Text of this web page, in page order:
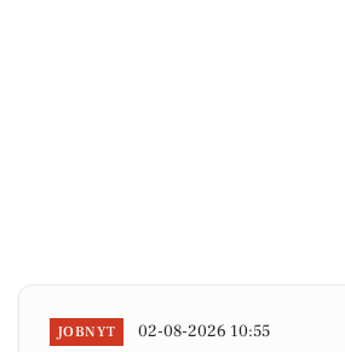
JOBNYT 02-08-2026 10:55